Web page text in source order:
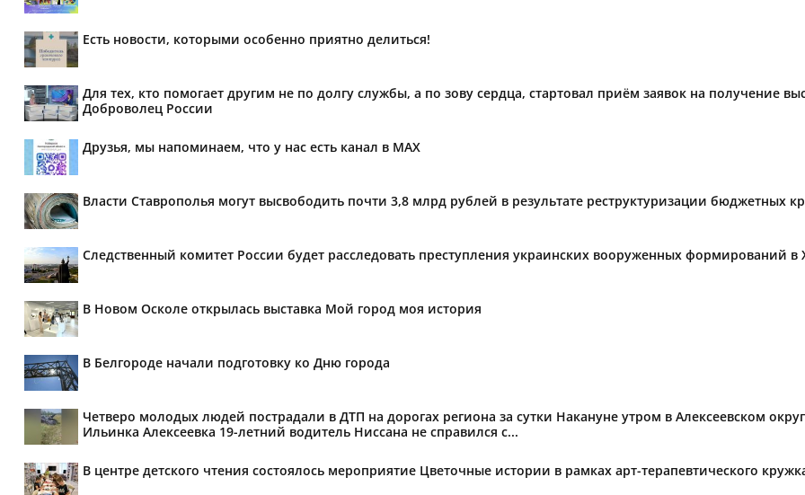
Есть новости, которыми особенно приятно делиться!
Для тех, кто помогает другим не по долгу службы, а по зову сердца, стартовал приём заявок на получение
Доброволец России
Друзья, мы напоминаем, что у нас есть канал в МАХ
Власти Ставрополья могут высвободить почти 3,8 млрд рублей в результате реструктуризации бюджетных
Следственный комитет России будет расследовать преступления украинских вооруженных формирований в
В Новом Осколе открылась выставка Мой город моя история
В Белгороде начали подготовку ко Дню города
Четверо молодых людей пострадали в ДТП на дорогах региона за сутки Накануне утром в Алексеевском
Ильинка Алексеевка 19-летний водитель Ниссана не справился с...
В центре детского чтения состоялось мероприятие Цветочные истории в рамках арт-терапевтического